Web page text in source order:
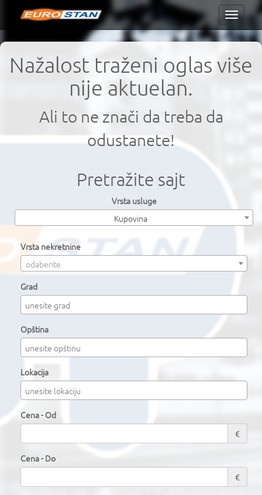
Toggle
Nažalost traženi oglas više
nije aktuelan.
Ali to ne znači da treba da
odustanete!
Pretražite sajt
Vrsta usluge
Kupovina
Vrsta nekretnine
odaberite
Grad
Opština
Lokacija
Cena - Od
€
Cena - Do
€